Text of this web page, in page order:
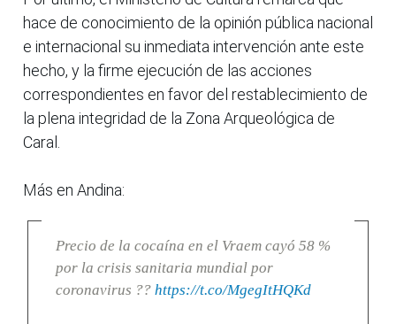
hace de conocimiento de la opinión pública nacional
e internacional su inmediata intervención ante este
hecho, y la firme ejecución de las acciones
correspondientes en favor del restablecimiento de
la plena integridad de la Zona Arqueológica de
Caral.
Más en Andina:
Precio de la cocaína en el Vraem cayó 58 %
por la crisis sanitaria mundial por
coronavirus ?? https://t.co/MgegItHQKd